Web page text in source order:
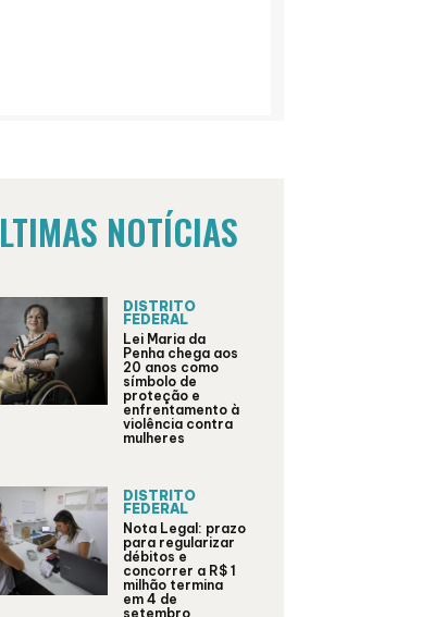
NOTÍCIAS
DISTRITO
FEDERAL
Lei Maria da
Penha chega aos
20 anos como
símbolo de
proteção e
enfrentamento à
violência contra
mulheres
DISTRITO
FEDERAL
Nota Legal: prazo
para regularizar
débitos e
concorrer a R$ 1
milhão termina
em 4 de
setembro